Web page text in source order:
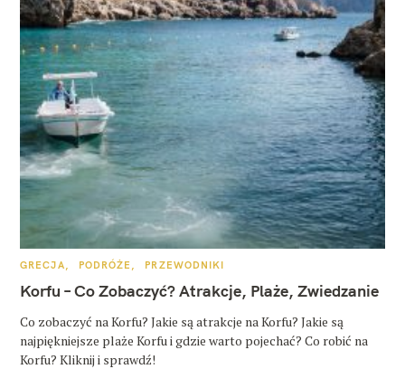
K
T
E
O
R
I
GRECJA PODRÓŻE PRZEWODNIKI
Korfu – Co Zobaczyć? Atrakcje, Plaże, Zwiedzanie
Co zobaczyć na Korfu? Jakie są atrakcje na Korfu? Jakie są
najpiękniejsze plaże Korfu i gdzie warto pojechać? Co robić na
Korfu? Kliknij i sprawdź!